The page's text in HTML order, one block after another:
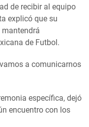
de recibir al equipo
explicó que su
de Futbol.
a comunicarnos
específica, dejó
encuentro con los